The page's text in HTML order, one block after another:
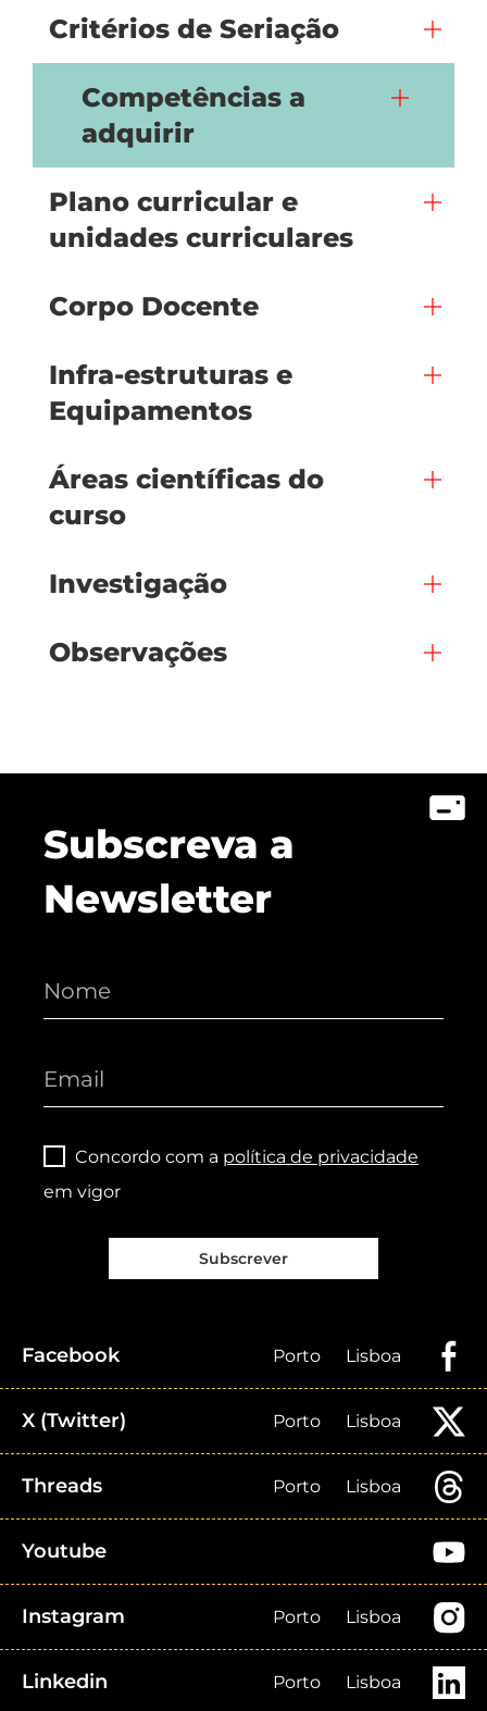
Critérios de Seriação
Competências a
adquirir
Plano curricular e
unidades curriculares
Corpo Docente
Infra-estruturas e
Equipamentos
Áreas científicas do
curso
Investigação
Observações
Subscreva a
Newsletter
Concordo com a política de privacidade
em vigor
Subscrever
Facebook Porto Lisboa
X (Twitter) Porto Lisboa
Threads Porto Lisboa
Youtube
Instagram Porto Lisboa
Linkedin Porto Lisboa